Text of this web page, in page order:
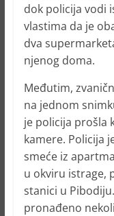
dok policija vodi
vlastima da je
dva
njenog doma.
Međutim,
na jednom
je policija prošla
kamere. Policija
smeće iz
u okviru istrage,
stanici u
pronađeno